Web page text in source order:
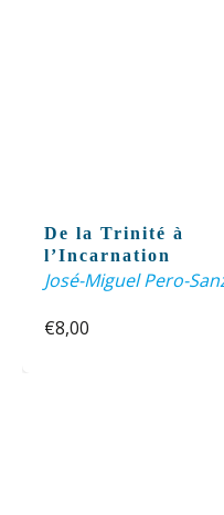
De la Trinité à
l’Incarnation
José-Miguel Pero-
€8,00